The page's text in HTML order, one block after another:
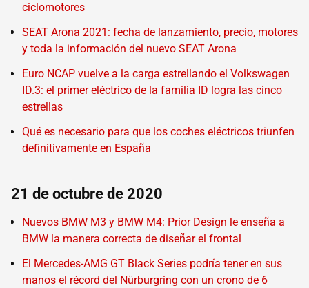
ciclomotores
SEAT Arona 2021: fecha de lanzamiento, precio, motores
y toda la información del nuevo SEAT Arona
Euro NCAP vuelve a la carga estrellando el Volkswagen
ID.3: el primer eléctrico de la familia ID logra las cinco
estrellas
Qué es necesario para que los coches eléctricos triunfen
definitivamente en España
21 de octubre de 2020
Nuevos BMW M3 y BMW M4: Prior Design le enseña a
BMW la manera correcta de diseñar el frontal
El Mercedes-AMG GT Black Series podría tener en sus
manos el récord del Nürburgring con un crono de 6